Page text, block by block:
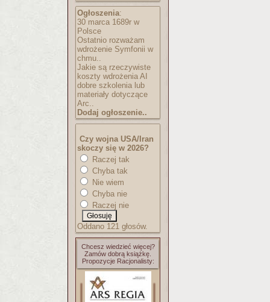
Ogłoszenia:
30 marca 1689r w
Polsce
Ostatnio rozważam
wdrożenie Symfonii w
chmu..
Jakie są rzeczywiste
koszty wdrożenia AI
dobre szkolenia lub
materiały dotyczące
Arc..
Dodaj ogłoszenie..
Czy wojna USA/Iran
skoczy się w 2026?
Raczej tak
Chyba tak
Nie wiem
Chyba nie
Raczej nie
Oddano 121 głosów.
Chcesz wiedzieć więcej?
Zamów dobrą książkę.
Propozycje Racjonalisty: